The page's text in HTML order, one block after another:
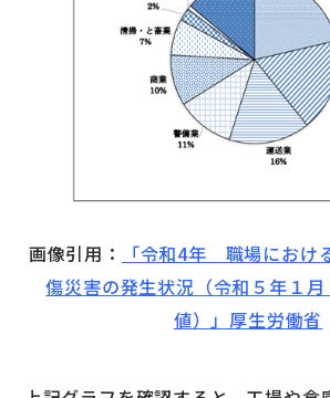
画像引用：
「令和4年 職場におけ
傷災害の発生状況（令和５年１
値）」厚生労働省